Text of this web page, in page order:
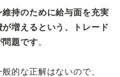
持のために給与面を充実
増えるという、トレード
問題です。
的な正解はないので、